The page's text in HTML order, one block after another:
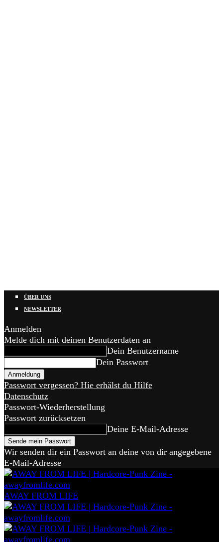
ÜBER UNS
NEWSLETTER
Anmelden
Melde dich mit deinen Benutzerdaten an
Dein Benutzername
Dein Passwort
Passwort vergessen? Hie erhälst du Hilfe
Datenschutz
Passwort-Wiederherstellung
Passwort zurücksetzen
Deine E-Mail-Adresse
Wir senden dir ein Passwort an deine von dir angegebene
E-Mail-Adresse
AWAY FROM LIFE